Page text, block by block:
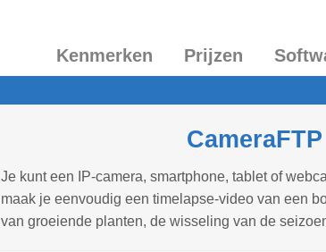
Kenmerken Prijzen
Je kunt een IP-camera, smartphone, tablet of
maak je eenvoudig een timelapse-video van een
van groeiende planten, de wisseling van de